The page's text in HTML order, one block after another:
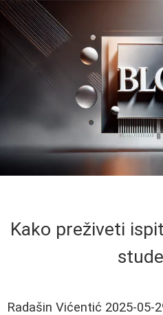
Kako preživeti
Radašin Vićentić 2025-05-